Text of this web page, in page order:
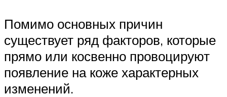
Помимо основных причин
существует ряд факторов, которые
прямо или косвенно провоцируют
появление на коже характерных
изменений.